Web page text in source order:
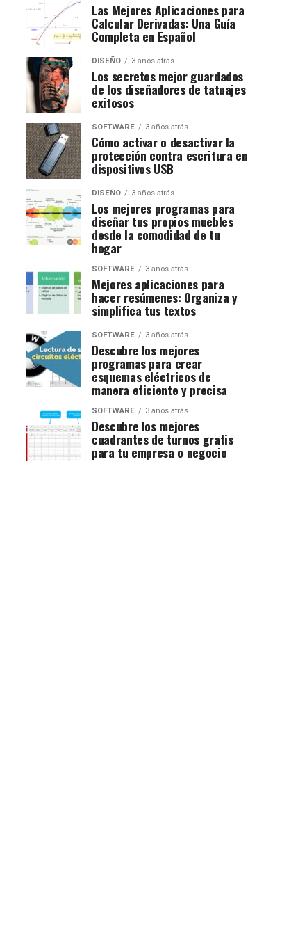
Las Mejores Aplicaciones para
Calcular Derivadas: Una Guía
Completa en Español
DISEÑO 3 años atrás
Los secretos mejor guardados
de los diseñadores de tatuajes
exitosos
SOFTWARE 3 años atrás
Cómo activar o desactivar la
protección contra escritura en
dispositivos USB
DISEÑO 3 años atrás
Los mejores programas para
diseñar tus propios muebles
desde la comodidad de tu
hogar
SOFTWARE 3 años atrás
Mejores aplicaciones para
hacer resúmenes: Organiza y
simplifica tus textos
SOFTWARE 3 años atrás
Descubre los mejores
programas para crear
esquemas eléctricos de
manera eficiente y precisa
SOFTWARE 3 años atrás
Descubre los mejores
cuadrantes de turnos gratis
para tu empresa o negocio